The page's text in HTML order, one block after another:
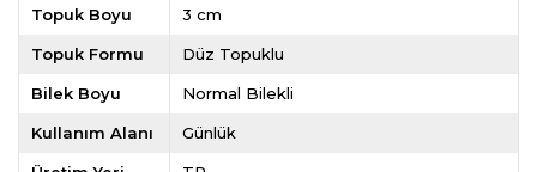
Topuk Boyu 3 cm
Topuk Formu Düz Topuklu
Bilek Boyu Normal Bilekli
Kullanım Alanı Günlük